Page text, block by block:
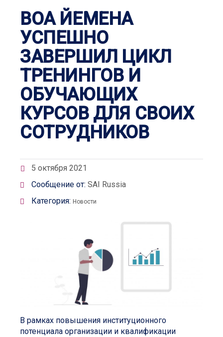
ВОА ЙЕМЕНА
УСПЕШНО
ЗАВЕРШИЛ ЦИКЛ
ТРЕНИНГОВ И
ОБУЧАЮЩИХ
КУРСОВ ДЛЯ СВОИХ
СОТРУДНИКОВ
5 октября 2021
Сообщение от: SAI Russia
Категория: Новости
В рамках повышения институционного
потенциала организации и квалификации